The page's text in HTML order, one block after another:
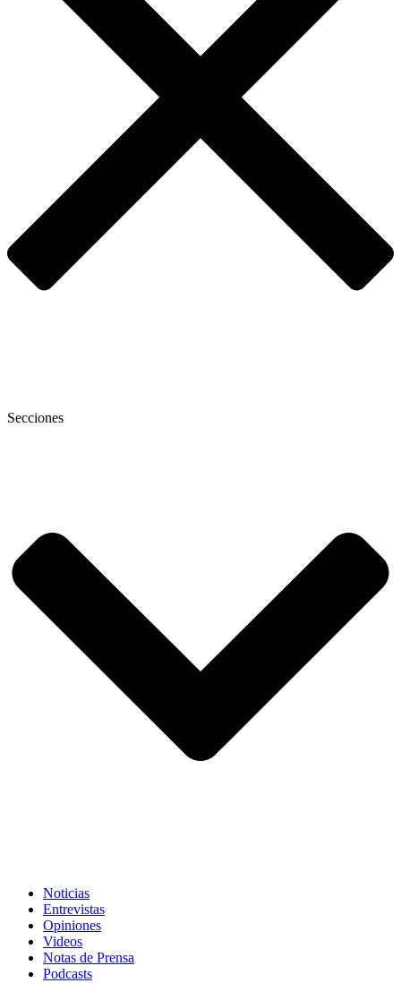
Secciones
Noticias
Entrevistas
Opiniones
Videos
Notas de Prensa
Podcasts